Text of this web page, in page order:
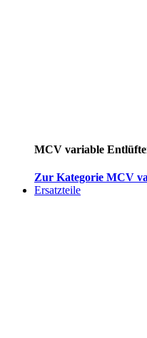
MCV variable
Zur Kategorie MCV
Ersatzteile